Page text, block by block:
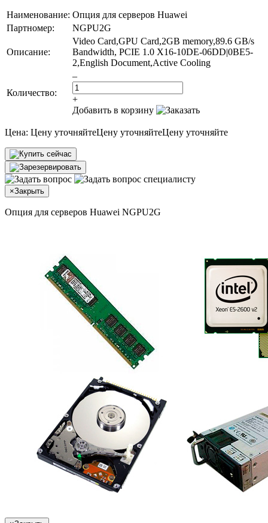
Наименование: Опция для серверов Huawei
Партномер:
NGPU2G
Описание:
Video Card,GPU Card,2GB memory,89.6 GB/s
Bandwidth, PCIE 1.0 X16-10DE-06DD|0BE5-
2,English Document,Active Cooling
Количество:
–
+
Добавить в корзину
Цена: Цену уточняйтеЦену уточняйтеЦену уточняйте
×Закрыть
Опция для серверов Huawei NGPU2G